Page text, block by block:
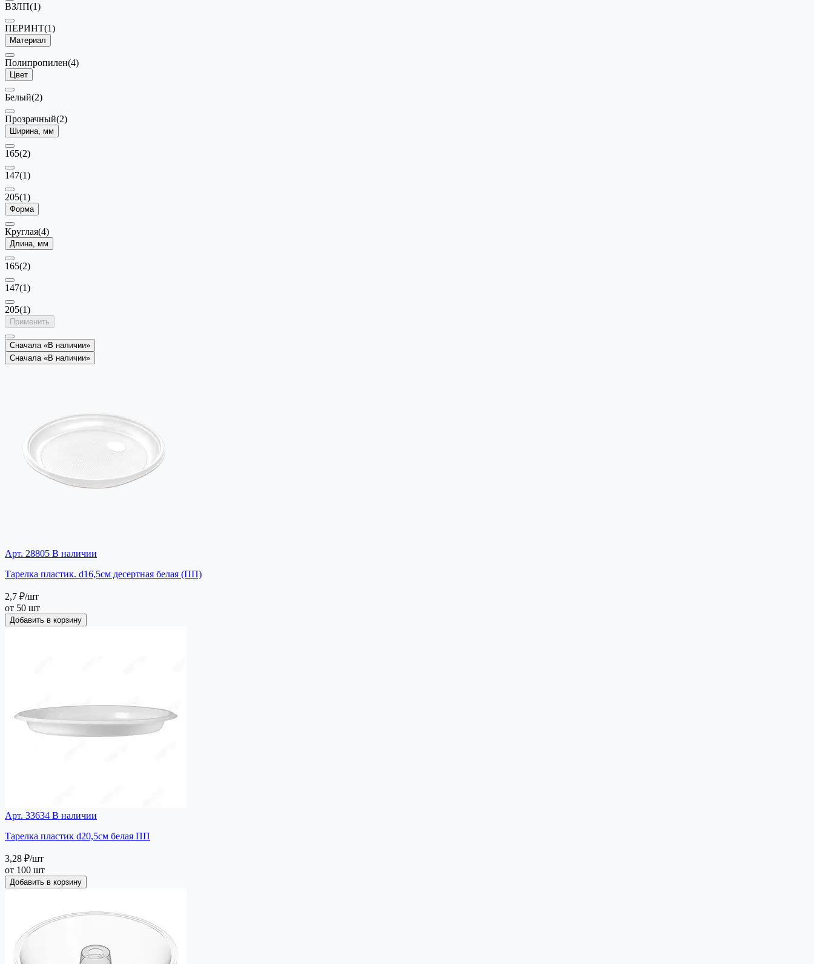
ВЗЛП(1)
ПЕРИНТ(1)
Материал
Полипропилен(4)
Цвет
Белый(2)
Прозрачный(2)
Ширина, мм
165(2)
147(1)
205(1)
Форма
Круглая(4)
Длина, мм
165(2)
147(1)
205(1)
Применить
Сначала «В наличии»
Сначала «В наличии»
Арт. 28805 В наличии
Тарелка пластик. d16,5см десертная белая (ПП)
2,7 ₽/шт
от 50 шт
Добавить в корзину
Арт. 33634 В наличии
Тарелка пластик d20,5см белая ПП
3,28 ₽/шт
от 100 шт
Добавить в корзину